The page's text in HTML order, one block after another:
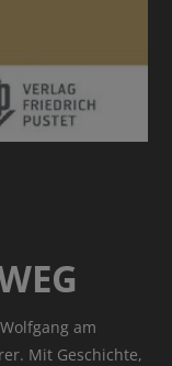
am
Mit Geschichte,